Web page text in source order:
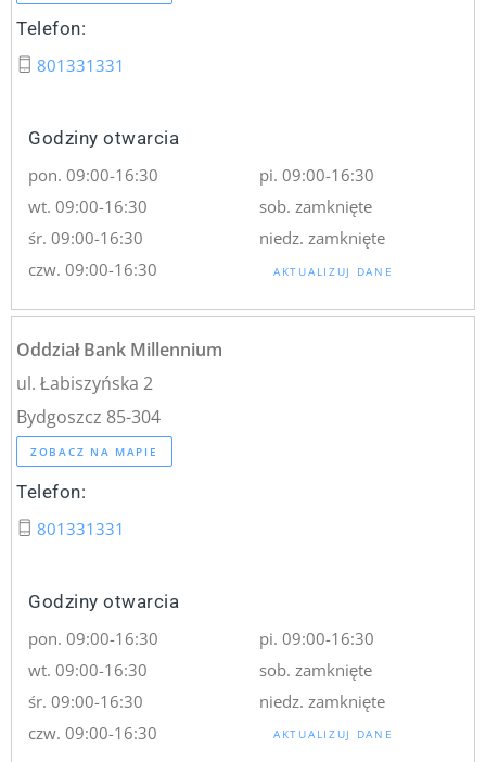
Telefon:
801331331
Godziny otwarcia
pon. 09:00-16:30
wt. 09:00-16:30
śr. 09:00-16:30
czw. 09:00-16:30
pi. 09:00-16:30
sob. zamknięte
niedz. zamknięte
AKTUALIZUJ DANE
Oddział Bank Millennium
ul. Łabiszyńska 2
Bydgoszcz 85-304
ZOBACZ NA MAPIE
Telefon:
801331331
Godziny otwarcia
pon. 09:00-16:30
wt. 09:00-16:30
śr. 09:00-16:30
czw. 09:00-16:30
pi. 09:00-16:30
sob. zamknięte
niedz. zamknięte
AKTUALIZUJ DANE